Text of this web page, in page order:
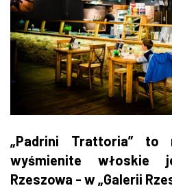
„Padrini Trattoria” to
wyśmienite włoskie
Rzeszowa - w „Galerii